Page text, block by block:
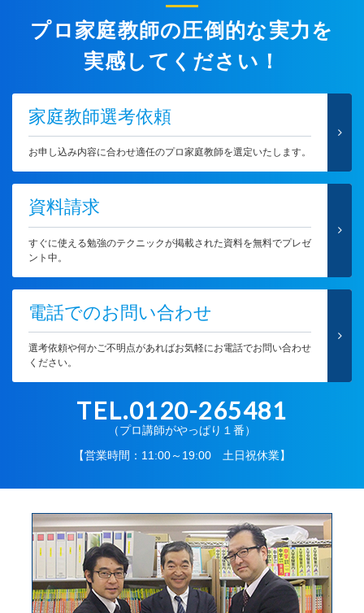
プロ家庭教師の圧倒的な実力を
実感してください！
家庭教師選考依頼
お申し込み内容に合わせ適任のプロ家庭教師を選定いたします。
資料請求
すぐに使える勉強のテクニックが掲載された資料を無料でプレゼ
ント中。
電話でのお問い合わせ
選考依頼や何かご不明点があればお気軽にお電話でお問い合わせ
ください。
TEL.0120-265481
（プロ講師がやっぱり１番）
【営業時間：11:00～19:00 土日祝休業】